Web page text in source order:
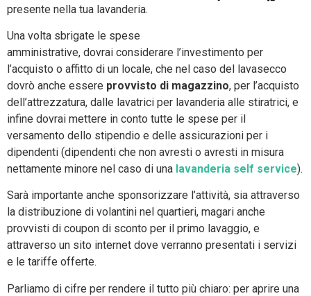
presente nella tua lavanderia.
Una volta sbrigate le spese
amministrative, dovrai considerare l’investimento per
l’acquisto o affitto di un locale, che nel caso del lavasecco
dovrò anche essere provvisto di magazzino, per l’acquisto
dell’attrezzatura, dalle lavatrici per lavanderia alle stiratrici, e
infine dovrai mettere in conto tutte le spese per il
versamento dello stipendio e delle assicurazioni per i
dipendenti (dipendenti che non avresti o avresti in misura
nettamente minore nel caso di una lavanderia self service).
Sarà importante anche sponsorizzare l’attività, sia attraverso
la distribuzione di volantini nel quartieri, magari anche
provvisti di coupon di sconto per il primo lavaggio, e
attraverso un sito internet dove verranno presentati i servizi
e le tariffe offerte.
Parliamo di cifre per rendere il tutto più chiaro: per aprire una